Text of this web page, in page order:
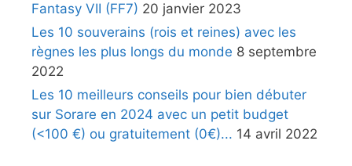
Fantasy VII (FF7) 20 janvier 2023
Les 10 souverains (rois et reines) avec les
règnes les plus longs du monde 8 septembre
2022
Les 10 meilleurs conseils pour bien débuter
sur Sorare en 2024 avec un petit budget
(<100 €) ou gratuitement (0€)... 14 avril 2022